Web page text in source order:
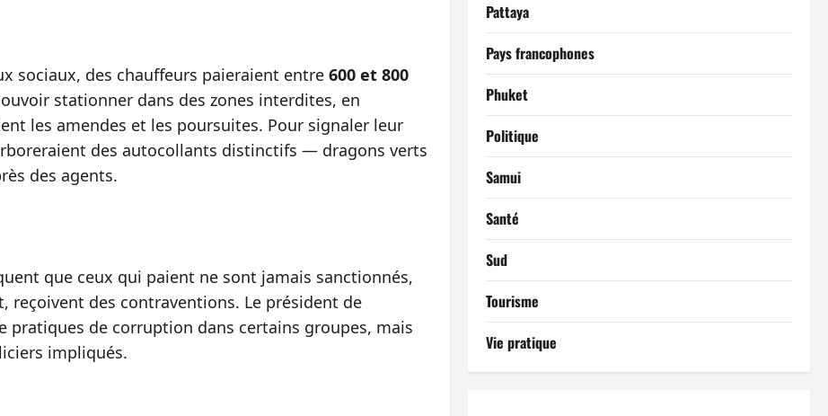
sociaux, des chauffeurs paieraient entre 600 et 800
stationner dans des zones interdites, en
les amendes et les poursuites. Pour signaler leur
des autocollants distinctifs — dragons verts
des agents.
que ceux qui paient ne sont jamais sanctionnés,
reçoivent des contraventions. Le président de
pratiques de corruption dans certains groupes, mais
impliqués.
Pattaya
Pays francophones
Phuket
Politique
Samui
Santé
Sud
Tourisme
Vie pratique